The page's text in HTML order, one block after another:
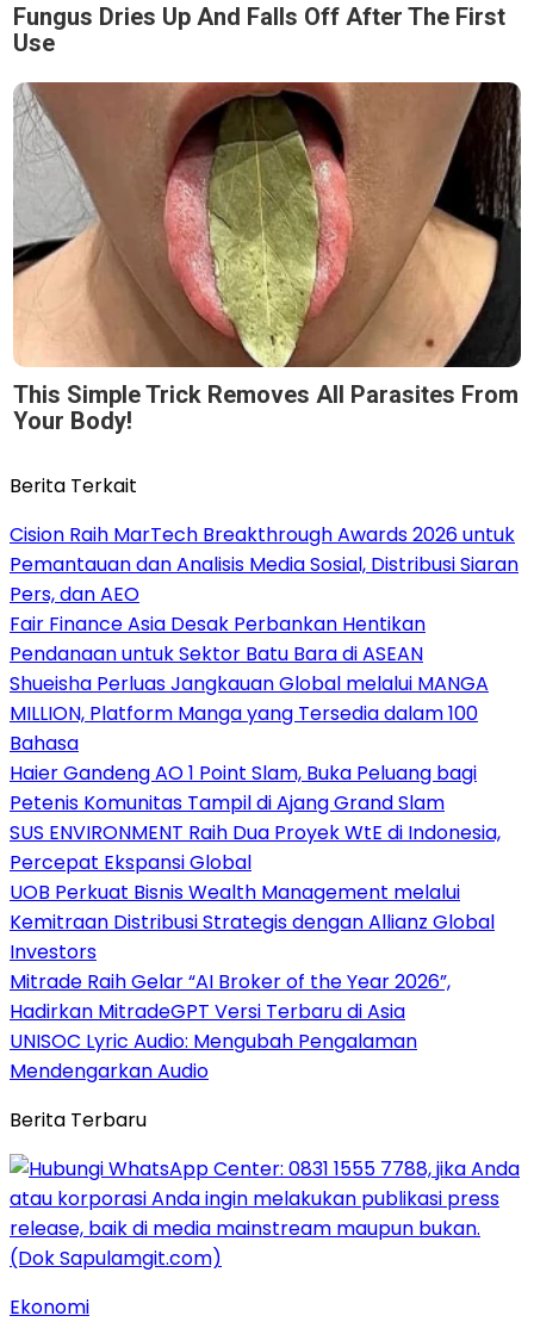
Fungus Dries Up And Falls Off After The First
Use
This Simple Trick Removes All Parasites From
Your Body!
Berita Terkait
Cision Raih MarTech Breakthrough Awards 2026 untuk
Pemantauan dan Analisis Media Sosial, Distribusi Siaran
Pers, dan AEO
Fair Finance Asia Desak Perbankan Hentikan
Pendanaan untuk Sektor Batu Bara di ASEAN
Shueisha Perluas Jangkauan Global melalui MANGA
MILLION, Platform Manga yang Tersedia dalam 100
Bahasa
Haier Gandeng AO 1 Point Slam, Buka Peluang bagi
Petenis Komunitas Tampil di Ajang Grand Slam
SUS ENVIRONMENT Raih Dua Proyek WtE di Indonesia,
Percepat Ekspansi Global
UOB Perkuat Bisnis Wealth Management melalui
Kemitraan Distribusi Strategis dengan Allianz Global
Investors
Mitrade Raih Gelar “AI Broker of the Year 2026”,
Hadirkan MitradeGPT Versi Terbaru di Asia
UNISOC Lyric Audio: Mengubah Pengalaman
Mendengarkan Audio
Berita Terbaru
Ekonomi